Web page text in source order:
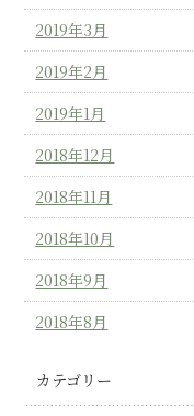
2019年3月
2019年2月
2019年1月
2018年12月
2018年11月
2018年10月
2018年9月
2018年8月
カテゴリー